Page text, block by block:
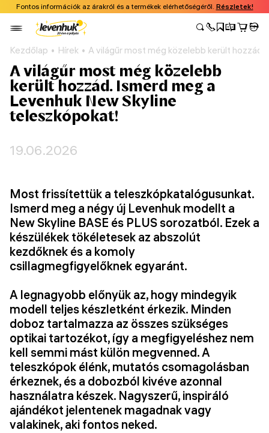
Fontos információk az árakról és a termékek elérhetőségéről. Részletek!
Kezdőlap Hírek A világűr most még közelebb került
A világűr most még közelebb
került hozzád. Ismerd meg a
Levenhuk New Skyline
teleszkópokat!
19.06.2026
Most frissítettük a teleszkópkatalógusunkat.
Ismerd meg a négy új Levenhuk modellt a
New Skyline BASE és PLUS sorozatból. Ezek a
készülékek tökéletesek az abszolút
kezdőknek és a komoly
csillagmegfigyelőknek egyaránt.
A legnagyobb előnyük az, hogy mindegyik
modell teljes készletként érkezik. Minden
doboz tartalmazza az összes szükséges
optikai tartozékot, így a megfigyeléshez nem
kell semmi mást külön megvenned. A
teleszkópok élénk, mutatós csomagolásban
érkeznek, és a dobozból kivéve azonnal
használatra készek. Nagyszerű, inspiráló
ajándékot jelentenek magadnak vagy
valakinek, aki fontos neked.